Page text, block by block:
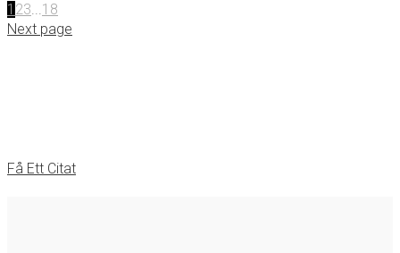
1 23...18
Next page
Få Ett Citat